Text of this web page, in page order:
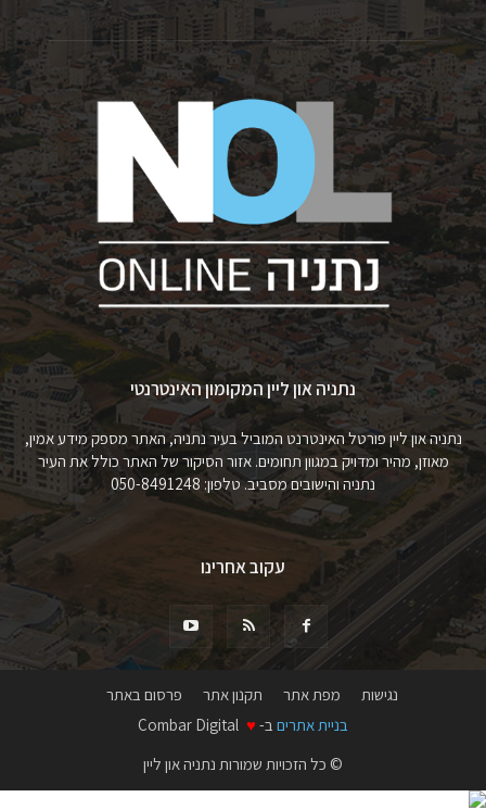
נתניה און ליין המקומון האינטרנטי
נתניה און ליין פורטל האינטרנט המוביל בעיר נתניה, האתר מספק מידע אמין,
מאוזן, מהיר ומדויק במגוון תחומים. אזור הסיקור של האתר כולל את העיר
נתניה והישובים מסביב. טלפון: 050-8491248
עקוב אחרינו
נגישות מפת אתר תקנון אתר
פרסום באתר
בניית אתרים ב- ♥
© כל הזכויות שמורות נתניה און ליין